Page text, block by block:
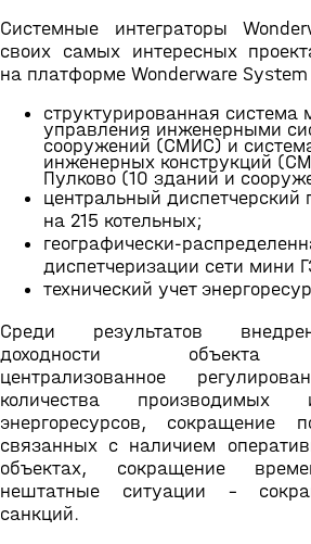
Системные интеграторы
своих самых интересных
на платформе Wonderware
структурированная система
управления инженерными
сооружений (СМИС) и
инженерных конструкций
Пулково (10 зданий и
центральный диспетчерский
на 215 котельных;
географически-
диспетчеризации сети мини
технический учет
Среди результатов
доходности объекта
централизованное
количества производимых
энергоресурсов, сокращение
связанных с наличием
объектах, сокращение
нештатные ситуации -
санкций.